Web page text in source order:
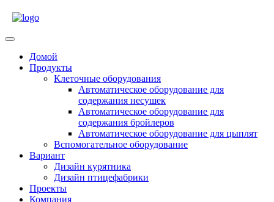
Open
Домой
Продукты
Клеточные оборудования
Автоматическое оборудование для
содержания несушек
Автоматическое оборудование для
содержания бройлеров
Автоматическое оборудование для цыплят
Вспомогательное оборудование
Вариант
Дизайн курятника
Дизайн птицефабрики
Проекты
Компания